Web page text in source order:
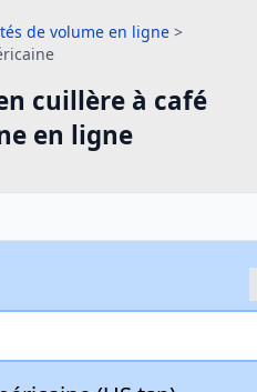
de volume en ligne >
cuillère à café
en ligne